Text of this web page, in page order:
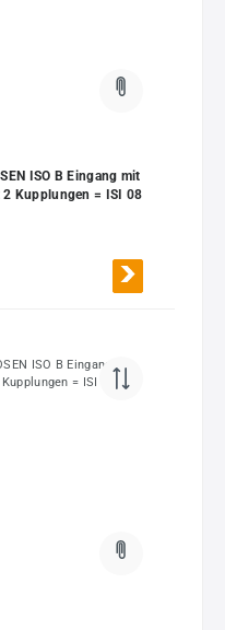
ISO B Eingang mit
2 Kupplungen = ISI 08